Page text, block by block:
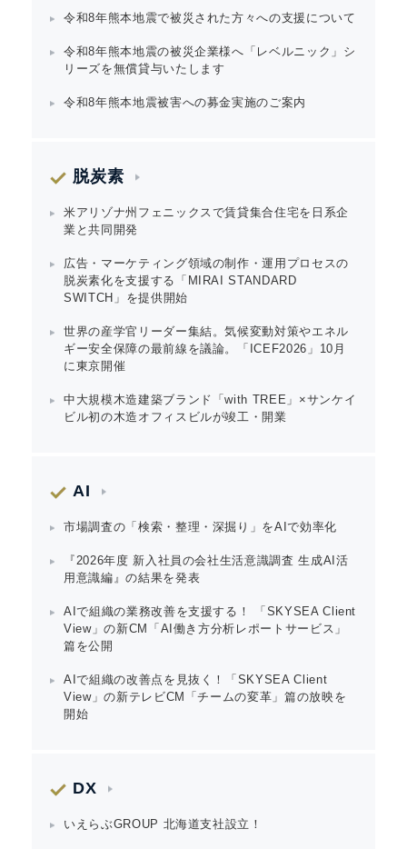
令和8年熊本地震で被災された方々への支援について
令和8年熊本地震の被災企業様へ「レベルニック」シ
リーズを無償貸与いたします
令和8年熊本地震被害への募金実施のご案内
脱炭素
米アリゾナ州フェニックスで賃貸集合住宅を日系企
業と共同開発
広告・マーケティング領域の制作・運用プロセスの
脱炭素化を支援する「MIRAI STANDARD
SWITCH」を提供開始
世界の産学官リーダー集結。気候変動対策やエネル
ギー安全保障の最前線を議論。「ICEF2026」10月
に東京開催
中大規模木造建築ブランド「with TREE」×サンケイ
ビル初の木造オフィスビルが竣工・開業
AI
市場調査の「検索・整理・深掘り」をAIで効率化
『2026年度 新入社員の会社生活意識調査 生成AI活
用意識編』の結果を発表
AIで組織の業務改善を支援する！ 「SKYSEA Client
View」の新CM「AI働き方分析レポートサービス」
篇を公開
AIで組織の改善点を見抜く！「SKYSEA Client
View」の新テレビCM「チームの変革」篇の放映を
開始
DX
いえらぶGROUP 北海道支社設立！